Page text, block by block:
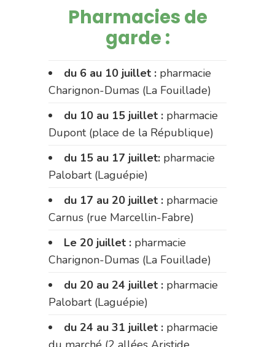
Pharmacies de
garde :
du 6 au 10 juillet : pharmacie
Charignon-Dumas (La Fouillade)
du 10 au 15 juillet : pharmacie
Dupont (place de la République)
du 15 au 17 juillet: pharmacie
Palobart (Laguépie)
du 17 au 20 juillet : pharmacie
Carnus (rue Marcellin-Fabre)
Le 20 juillet : pharmacie
Charignon-Dumas (La Fouillade)
du 20 au 24 juillet : pharmacie
Palobart (Laguépie)
du 24 au 31 juillet : pharmacie